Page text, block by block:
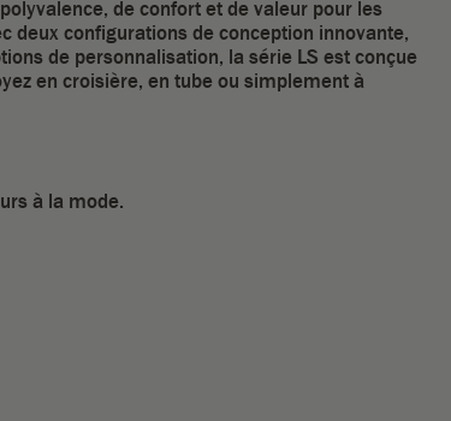
de confort et de valeur pour les
deux configurations de conception innovante,
de personnalisation, la série LS est conçue
en croisière, en tube ou simplement à
à la mode.